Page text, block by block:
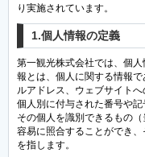
り実施されています。
1.個人情報の定義
第一観光株式会社では、個
報とは、個人に関する情報
ルアドレス、ウェブサイト
個人別に付与された番号や記
その個人を識別できるもの
容易に照合することができ、
を指します。